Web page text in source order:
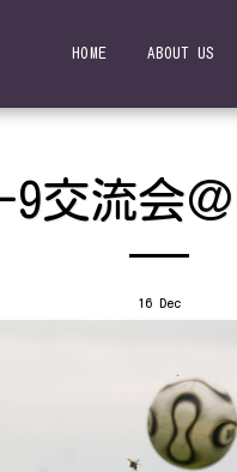
HOME ABOUT US
9交流会
16 Dec